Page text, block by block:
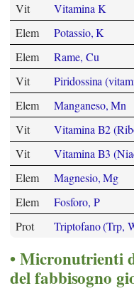
Vit Vitamina K
Elem
Potassio, K
Elem
Rame, Cu
Vit
Piridossina
Elem
Manganeso, Mn
Vit
Vitamina B2
Vit
Vitamina B3
Elem
Magnesio, Mg
Elem
Fosforo, P
Prot
Triptofano (Trp,
Micronutrienti
del fabbisogno